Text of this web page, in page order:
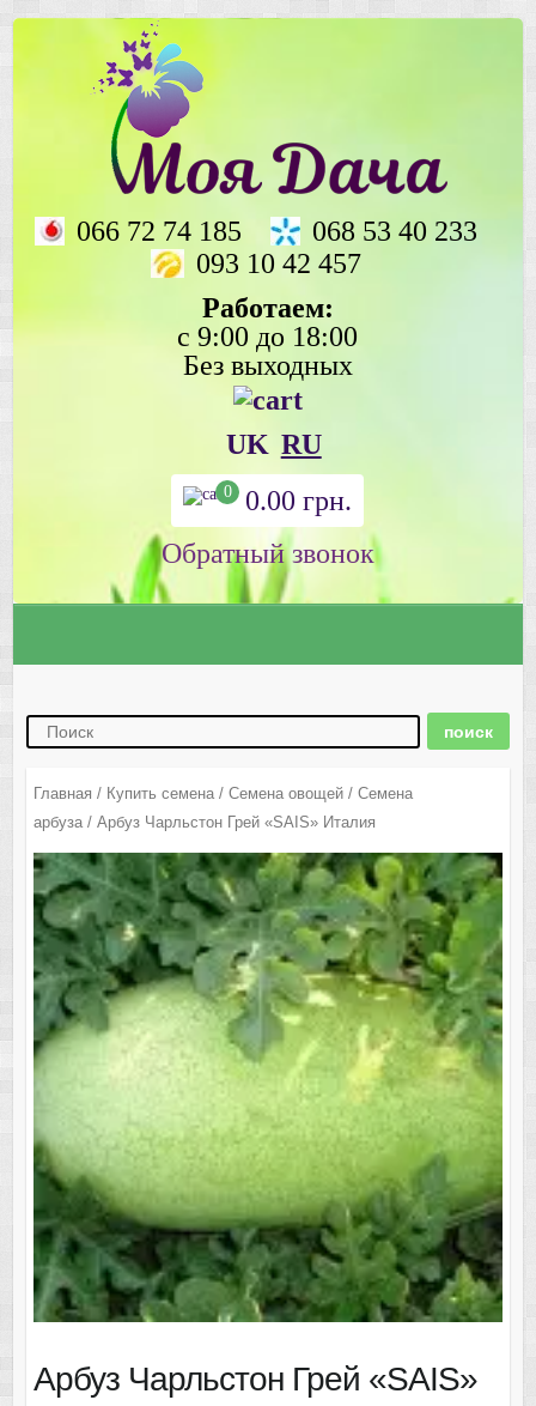
066 72 74 185
068 53 40 233
093 10 42 457
Работаем:
с 9:00 до 18:00
Без выходных
UK RU
0 0.00грн.
Главная / Купить семена/ Семена овощей/ Семена
арбуза/ Арбуз Чарльстон Грей «SAIS» Италия
Арбуз Чарльстон Грей «SAIS»